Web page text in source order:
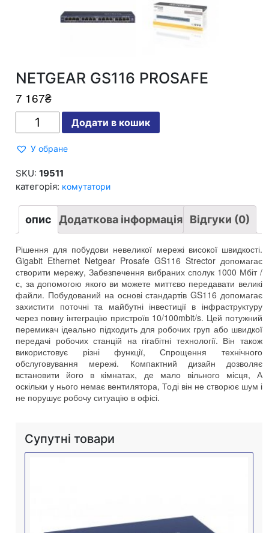
NETGEAR GS116 PROSAFE
7 167₴
PROSAFE
Додати в кошик
У обране
SKU:19511
категорія: комутатори
опис Додаткова інформація Відгуки (0)
Рішення для побудови невеликої мережі високої швидкості.
Gigabit Ethernet Netgear Prosafe GS116 Strector допомагає
створити мережу, Забезпечення вибраних сполук 1000 Мбіт /
с, за допомогою якого ви можете миттєво передавати великі
файли. Побудований на основі стандартів GS116 допомагає
захистити поточні та майбутні інвестиції в інфраструктуру
через повну інтеграцію пристроїв 10/100mbit/s. Цей потужний
перемикач ідеально підходить для робочих груп або швидкої
передачі робочих станцій на гігабітні технології. Він також
використовує різні функції, Спрощення технічного
обслуговування мережі. Компактний дизайн дозволяє
встановити його в кімнатах, де мало вільного місця, А
оскільки у нього немає вентилятора, Тоді він не створює шум і
не порушує робочу ситуацію в офісі.
Супутні товари